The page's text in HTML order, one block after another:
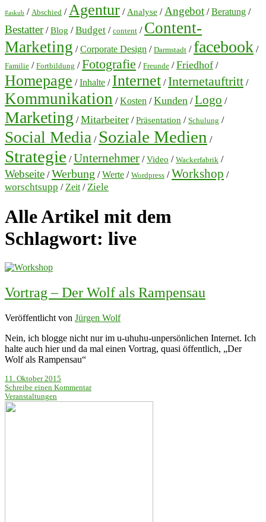
#askub / Abschied / Agentur / Analyse / Angebot /Beratung /
Bestatter/Blog /Budget / content / Content-
Marketing /Corporate Design / Darmstadt / facebook /
Familie / Fortbildung /Fotografie / Freunde /Friedhof /
Homepage /Inhalte / Internet /Internetauftritt /
Kommunikation /Kosten /Kunden /Logo /
Marketing /Mitarbeiter /Präsentation / Schulung /
Social Media / Soziale Medien /
Strategie /Unternehmer /Video / Wackerfabrik /
Webseite /Werbung /Werte / Wordpress /Workshop /
worschtsupp / Zeit / Ziele
Alle Artikel mit dem
Schlagwort: live
Vortrag – Der Wolf als Rampensau
Veröffentlicht von Jürgen Wolf
Nein, ich blogge nicht nur im u-uhuhu-unpersönlichen Internet. Ich
halte auch hier und da mal einen Vortrag, quasi öffentlich, „Der
Wolf als Rampensau“
11. Oktober 2015
Schreibe einen Kommentar
Veranstaltungen